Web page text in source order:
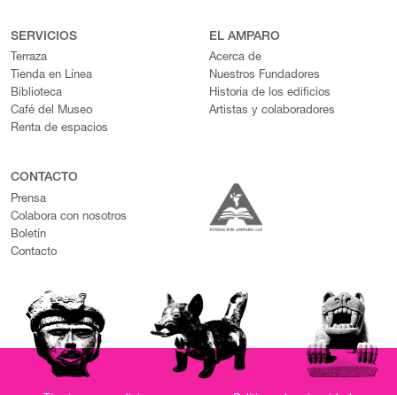
SERVICIOS
Terraza
Tienda en Línea
Biblioteca
Café del Museo
Renta de espacios
EL AMPARO
Acerca de
Nuestros Fundadores
Historia de los edificios
Artistas y colaboradores
CONTACTO
Prensa
Colabora con nosotros
Boletín
Contacto